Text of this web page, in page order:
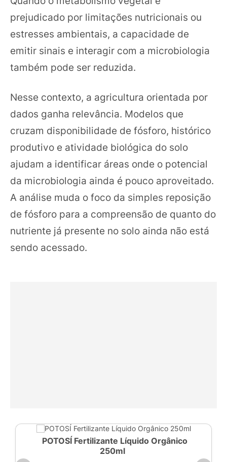
prejudicado por limitações nutricionais ou
estresses ambientais, a capacidade de
emitir sinais e interagir com a microbiologia
também pode ser reduzida.
Nesse contexto, a agricultura orientada por
dados ganha relevância. Modelos que
cruzam disponibilidade de fósforo, histórico
produtivo e atividade biológica do solo
ajudam a identificar áreas onde o potencial
da microbiologia ainda é pouco aproveitado.
A análise muda o foco da simples reposição
de fósforo para a compreensão de quanto do
nutriente já presente no solo ainda não está
sendo acessado.
POTOSÍ Fertilizante Líquido Orgânico
250ml